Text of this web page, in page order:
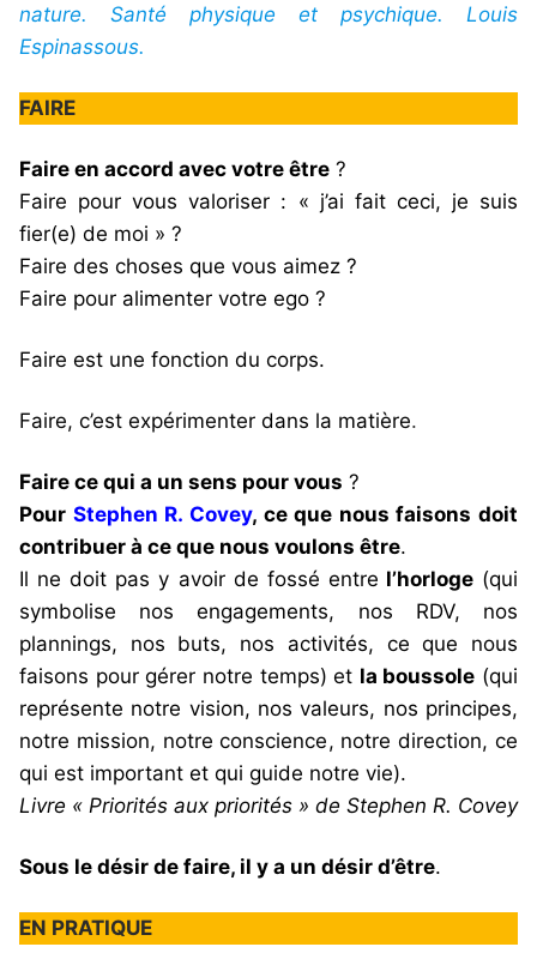
nature. Santé physique et psychique. Louis
Espinassous.
FAIRE
Faire en accord avec votre être ?
Faire pour vous valoriser : « j’ai fait ceci, je suis
fier(e) de moi » ?
Faire des choses que vous aimez ?
Faire pour alimenter votre ego ?
Faire est une fonction du corps.
Faire, c’est expérimenter dans la matière.
Faire ce qui a un sens pour vous ?
Pour Stephen R. Covey, ce que nous faisons doit
contribuer à ce que nous voulons être.
Il ne doit pas y avoir de fossé entre l’horloge(qui
symbolise nos engagements, nos RDV, nos
plannings, nos buts, nos activités, ce que nous
faisons pour gérer notre temps) et la boussole (qui
représente notre vision, nos valeurs, nos principes,
notre mission, notre conscience, notre direction, ce
qui est important et qui guide notre vie).
Livre « Priorités aux priorités » de Stephen R. Covey
Sous le désir de faire, il y a un désir d’être.
EN PRATIQUE